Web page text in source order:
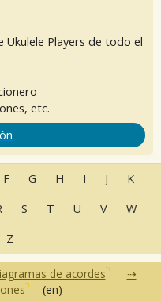
Players de todo el
etc.
F G H I J
K
S T U V
W
Z
de acordes
(en)